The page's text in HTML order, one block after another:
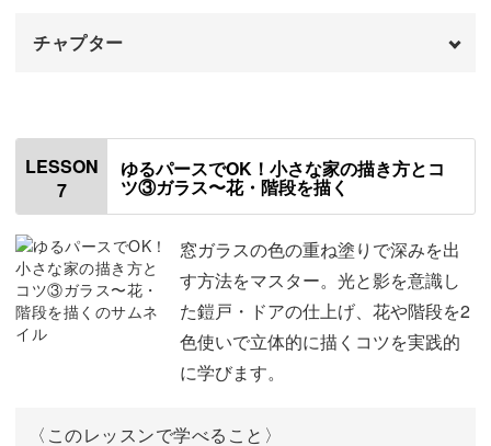
チャプター
色を塗る順番について
ゼラニウムを塗る
壁を塗る 04:48
窓枠とドアの枠を塗る 08:58
LESSON
7
ゆるパースでOK！小さな家の描き方とコ
ツ③ガラス〜花・階段を描く
窓ガラスの色の重ね塗りで深みを出
す方法をマスター。光と影を意識し
た鎧戸・ドアの仕上げ、花や階段を2
色使いで立体的に描くコツを実践的
に学びます。
〈このレッスンで学べること〉